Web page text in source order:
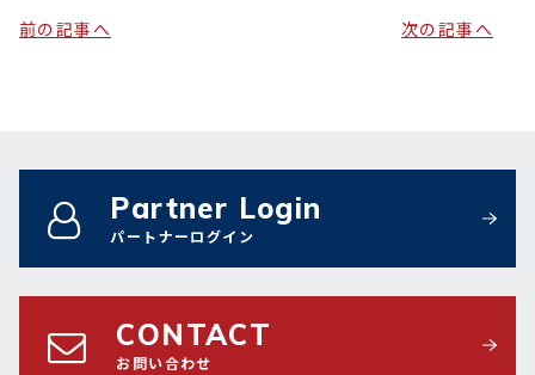
前の記事へ 次の記事へ
Partner Login
パートナーログイン
CONTACT
お問い合わせ